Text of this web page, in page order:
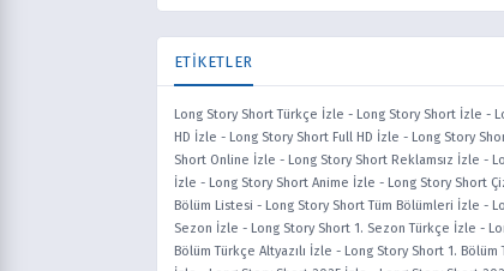
ETİKETLER
Long Story Short Türkçe İzle - Long Story Short İzle -
HD İzle - Long Story Short Full HD İzle - Long Story
Short Online İzle - Long Story Short Reklamsız İzle -
İzle - Long Story Short Anime İzle - Long Story Short
Bölüm Listesi - Long Story Short Tüm Bölümleri İzle -
Sezon İzle - Long Story Short 1. Sezon Türkçe İzle -
Bölüm Türkçe Altyazılı İzle - Long Story Short 1.